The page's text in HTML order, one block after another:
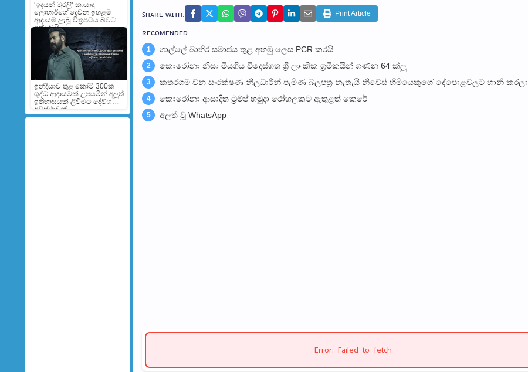
‘ඉදයන් මුරලි’ කායාදු
ලොහාර්ගේ දෙවන ඉහළම
ආදායම් ලැබූ චිත්‍රපටය බවට
පත්වෙයි
ඉන්දියාව තුළ කෝටි 300ක
ශුද්ධ ආදායමක් උපයමින් අලුත්
ඉතිහාසයක් ලිවීමට දේව්ගන්ට
අවස්ථාවක්
ꜱʜᴀʀᴇ ᴡɪᴛʜ: Print Article
ʀᴇᴄᴏᴍᴇɴᴅᴇᴅ
1 ගාල්ලේ බාහිර සමාජය තුළ අහඹු ලෙස PCR කරයි
2 කොරෝනා නිසා මියගිය විදෙස්ගත ශ්‍රී ලාංකික ශ්‍රමිකයින් ගණන 64 ක්ලු
3 කතරගම වන සංරක්ෂණ නිලධාරීන් පැමිණ බලපත්‍ර නැතැයි නිවෙස් හිමියෙකුගේ දේපොළවලට හානි කරලා
4 කොරෝනා ආසාදිත ට්‍රම්ප් හමුදා රෝහලකට ඇතුළත් කෙරේ
5 අලුත් වූ WhatsApp
Error: Failed to fetch